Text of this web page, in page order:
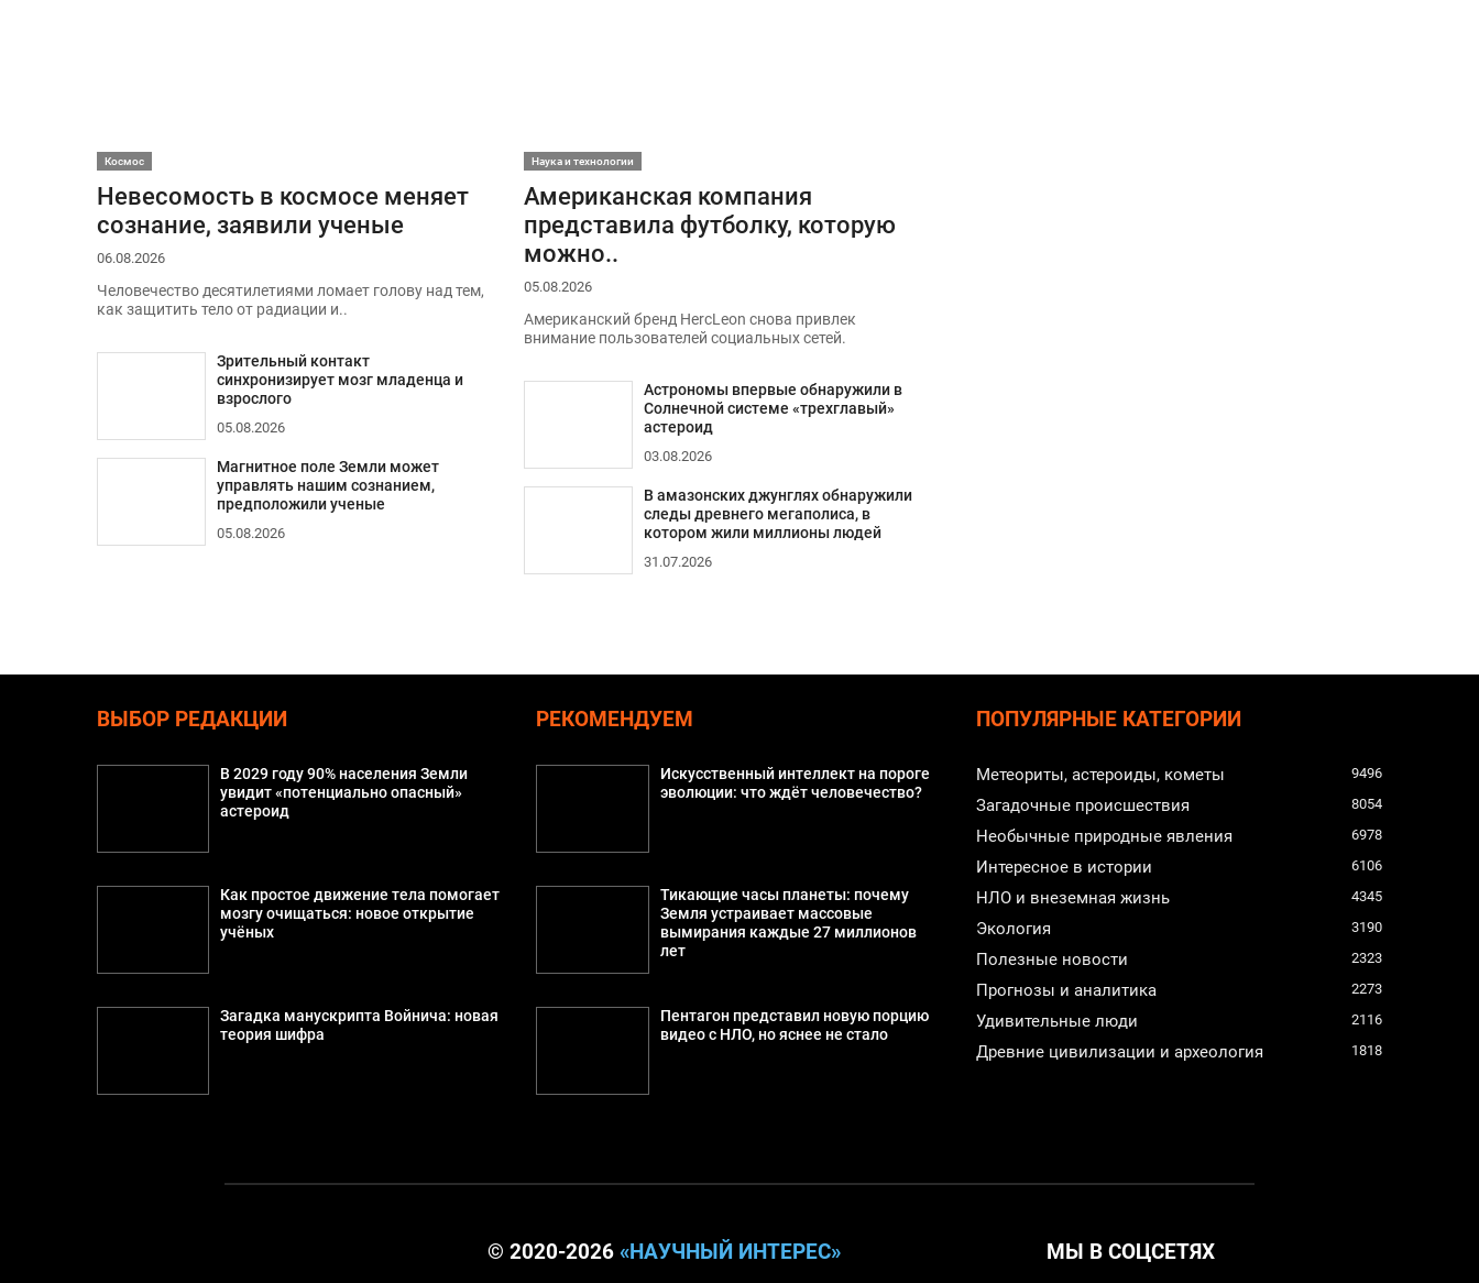
Космос
Невесомость в космосе меняет
сознание, заявили ученые
06.08.2026
Человечество десятилетиями ломает голову над тем,
как защитить тело от радиации и..
Зрительный контакт
синхронизирует мозг младенца и
взрослого
05.08.2026
Магнитное поле Земли может
управлять нашим сознанием,
предположили ученые
05.08.2026
Наука и технологии
Американская компания
представила футболку, которую
можно..
05.08.2026
Американский бренд HercLeon снова привлек
внимание пользователей социальных сетей.
Астрономы впервые обнаружили в
Солнечной системе «трехглавый»
астероид
03.08.2026
В амазонских джунглях обнаружили
следы древнего мегаполиса, в
котором жили миллионы людей
31.07.2026
ВЫБОР РЕДАКЦИИ
В 2029 году 90% населения Земли
увидит «потенциально опасный»
астероид
Как простое движение тела помогает
мозгу очищаться: новое открытие
учёных
Загадка манускрипта Войнича: новая
теория шифра
РЕКОМЕНДУЕМ
Искусственный интеллект на пороге
эволюции: что ждёт человечество?
Тикающие часы планеты: почему
Земля устраивает массовые
вымирания каждые 27 миллионов
лет
Пентагон представил новую порцию
видео с НЛО, но яснее не стало
ПОПУЛЯРНЫЕ КАТЕГОРИИ
Метеориты, астероиды, кометы 9496
Загадочные происшествия 8054
Необычные природные явления 6978
Интересное в истории 6106
НЛО и внеземная жизнь 4345
Экология 3190
Полезные новости 2323
Прогнозы и аналитика 2273
Удивительные люди 2116
Древние цивилизации и археология 1818
© 2020-2026 «НАУЧНЫЙ ИНТЕРЕС» МЫ В СОЦСЕТЯХ